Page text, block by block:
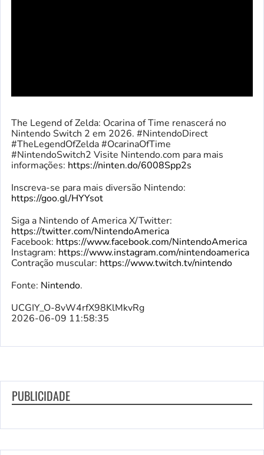
The Legend of Zelda: Ocarina of Time renascerá no
Nintendo Switch 2 em 2026. #NintendoDirect
#TheLegendOfZelda #OcarinaOfTime
#NintendoSwitch2 Visite Nintendo.com para mais
informações: https://ninten.do/6008Spp2s
Inscreva-se para mais diversão Nintendo:
https://goo.gl/HYYsot
Siga a Nintendo of America X/Twitter:
https://twitter.com/NintendoAmerica
Facebook: https://www.facebook.com/NintendoAmerica
Instagram: https://www.instagram.com/nintendoamerica
Contração muscular: https://www.twitch.tv/nintendo
Fonte: Nintendo.
UCGIY_O-8vW4rfX98KlMkvRg
2026-06-09 11:58:35
PUBLICIDADE